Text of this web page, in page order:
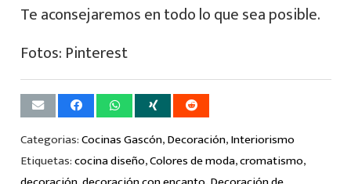
Te aconsejaremos en todo lo que sea posible.
Fotos: Pinterest
Categorias:Cocinas Gascón,Decoración,Interiorismo
Etiquetas:cocina diseño,Colores de moda,cromatismo,